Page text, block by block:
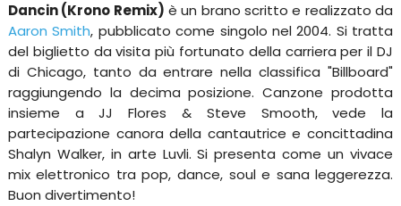
Dancin (Krono Remix) è un brano scritto e realizzato da
Aaron Smith, pubblicato come singolo nel 2004. Si tratta
del biglietto da visita più fortunato della carriera per il DJ
di Chicago, tanto da entrare nella classifica "Billboard"
raggiungendo la decima posizione. Canzone prodotta
insieme a JJ Flores & Steve Smooth, vede la
partecipazione canora della cantautrice e concittadina
Shalyn Walker, in arte Luvli. Si presenta come un vivace
mix elettronico tra pop, dance, soul e sana leggerezza.
Buon divertimento!